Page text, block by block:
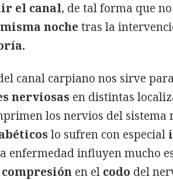
el canal, de tal forma que
noche tras la
canal carpiano nos sirve
nerviosas en distintas
los nervios del sistema
lo sufren con especial
enfermedad influyen mucho
compresión en el codo del